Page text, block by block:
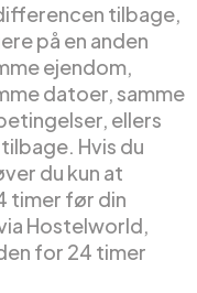
tilbage,
på en anden
ejendom,
datoer, samme
ellers
Hvis du
du kun at
timer før din
Hostelworld,
for 24 timer